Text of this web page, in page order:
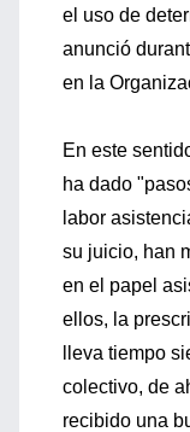
el uso de
anunció
en la
En este
ha dado
labor
su juicio, han
en el papel
ellos, la
lleva tiempo
colectivo, de
recibido una